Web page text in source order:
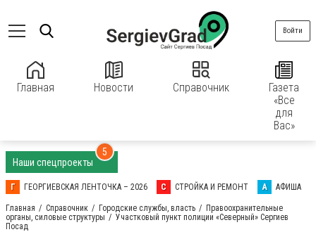
Главная Новости Справочник
Газета
«Все
для
Вас»
Войти
Наши спецпроекты
5
Г ГЕОРГИЕВСКАЯ ЛЕНТОЧКА – 2026 С СТРОЙКА И РЕМОНТ А АФИША
Главная Справочник Городские службы, власть
Правоохранительные
органы, силовые структуры
Участковый пункт полиции «Северный» Сергиев
Посад